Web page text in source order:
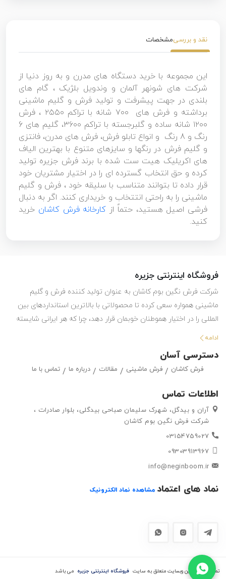
نقد و بررسیمشخصات
این مجموعه با خرید دستگاه های مدرن و به روز دنیا از
شرکت های شونهر آلمان و وندویل بلژیک ، گام های
بلندی در جهت پیشرفت و تولید فرش و گلیم ماشینی
برداشته و فرش های ۷۰۰ شانه با تراکم ۲۵۵۰ ، فرش
۱۲۰۰ شانه ساده و گلبرجسته با تراکم ۳۶۰۰، گلیم های 6
رنگ و 8 رنگ و انواع تابلو فرش، فرش های مدرن، فانتزی
و گلیم فرش در رنگها و سایزهای متنوع با بهترین الیاف
های اکریلیک هیت ست شده با برند فرش جزیره تولید
کرده و حق انتخاب گسترده ای را در اختیار مشتریان خود
قرار داده تا بتوانند متناسب با سلیقه خود ، فرش و گلیم
ماشینی را به راحتی انتتخاب و خریداری کنند. اگر به دنبال
فرشی اصیل هستید، حتماً از کارخانه فرش کاشان خرید
کنید.
فروشگاه اینترنتی جزیره
شرکت فرش نگین بوم کاشان به عنوان تولید کننده فرش و گلیم
ماشینی همواره سعی کرده تا محصولاتی با بالاترین استانداردهای بین
المللی را در اختیار هموطنان خوبمان قرار دهد، چرا که هر ایرانی شایسته
استفاده از بهترین هاست. این شرکت با تولید انواع فرش ماشینی و گلیم
مشتریان خود قرار داده تا بتوانند متناسب با سلیقه خود ، فرش ماشینی
و گلیم مورد علاقه خود را به راحتی انتتخاب کرده و خریداری کنند.
ادامه
اطلاعات تماس
آران و بیدگل، شهرک سلیمان صباحی بیدگلی، بلوار صادرات ،
شرکت فرش نگین بوم کاشان
03154759027
09303913967
info@neginboom.ir
دسترسی آسان
فرش کاشان فرش ماشینی مقالات درباره ما تماس با ما
نماد های اعتماد مشاهده نماد الکترونیک
تمامی حقوق این وبسایت متعلق به سایت فروشگاه اینترنتی جزیره می باشد